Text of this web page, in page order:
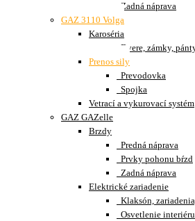
Zadná náprava
GAZ 3110 Volga
Karoséria
Dvere, zámky,
Prenos sily
Prevodovka
Spojka
Vetrací a vykurovací systém
GAZ GAZelle
Brzdy
Predná náprava
Prvky pohonu bŕzd
Zadná náprava
Elektrické zariadenie
Klaksón,
Osvetlenie interiéru